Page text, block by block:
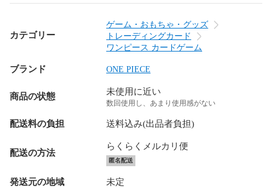
カテゴリー
ゲーム・おもちゃ・グッズ
トレーディングカード
ワンピース カードゲーム
ブランド ONE PIECE
商品の状態 未使用に近い
数回使用し、あまり使用感がない
配送料の負担 送料込み(出品者負担)
配送の方法
らくらくメルカリ便
匿名配送
発送元の地域 未定